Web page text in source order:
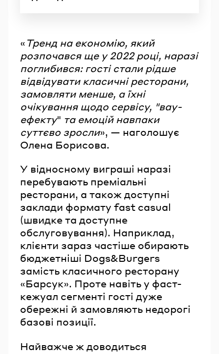
«Тренд на економію, який
розпочався ще у 2022 році, наразі
поглибився: гості стали рідше
відвідувати класичні ресторани,
замовляти менше, а їхні
очікування щодо сервісу, "вау-
ефекту" та емоцій навпаки
суттєво зросли», — наголошує
Олена Борисова.
У відносному виграші наразі
перебувають преміальні
ресторани, а також доступні
заклади формату fast casual
(швидке та доступне
обслуговування). Наприклад,
клієнти зараз частіше обирають
бюджетніші Dogs&Burgers
замість класичного ресторану
«Барсук». Проте навіть у фаст-
кежуал сегменті гості дуже
обережні й замовляють недорогі
базові позиції.
Найважче ж доводиться